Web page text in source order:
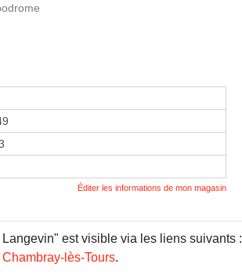
Éditer les informations de mon magasin
est visible via les liens suivants :
lès-Tours.